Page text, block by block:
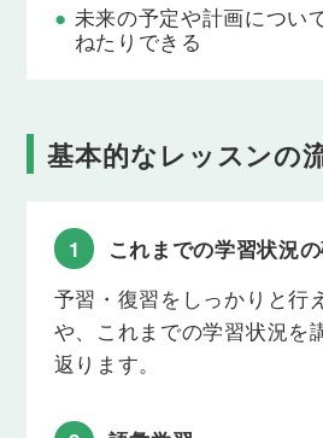
howを使ったbe動詞の疑問文（
「元気ですか」「天気はどうです
howを使った数や量・値段をたず
値段や数量をたずねることができ
す。
Lesson 16
How old ~? / How long ~?の疑
「何歳ですか」「どれくらいかか
ます。
未来の予定や計画につい
ねたりできる
基本的なレッスンの
1
これまでの学習状況
予習・復習をしっかりと行
や、これまでの学習状況を
返ります。